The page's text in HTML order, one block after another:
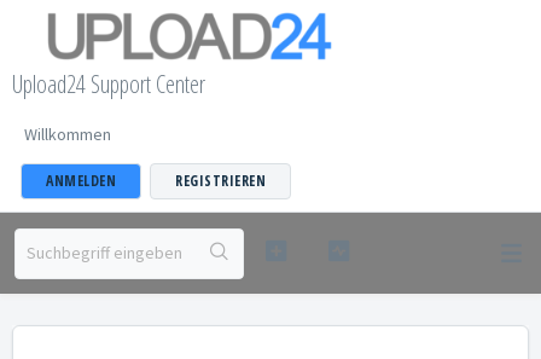
Upload24 Support Center
Willkommen
ANMELDEN REGISTRIEREN